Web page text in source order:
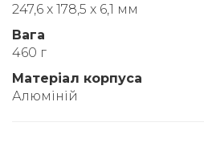
247,6 x 178,5 x 6,1 мм
Вага
460 г
Матеріал корпуса
Алюміній